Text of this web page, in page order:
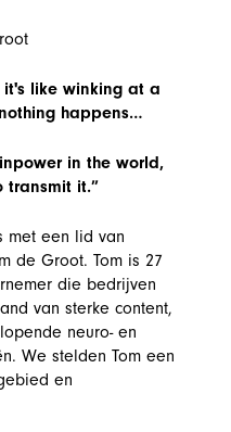
it's like winking at a
happens…
in the world,
transmit it.”
met een lid van
de Groot. Tom is 27
die bedrijven
van sterke content,
neuro- en
We stelden Tom een
en